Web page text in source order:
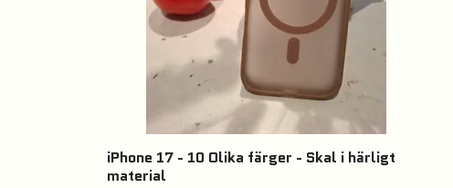
iPhone 17 - 10 Olika färger - Skal i härligt
material